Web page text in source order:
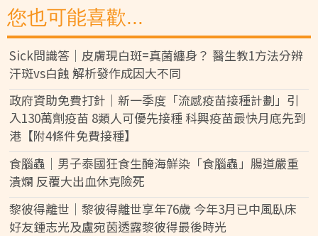
您也可能喜歡...
Sick問識答｜皮膚現白斑=真菌纏身？ 醫生教1方法分辨
汗斑vs白蝕 解析發作成因大不同
政府資助免費打針｜新一季度「流感疫苗接種計劃」引
入130萬劑疫苗 8類人可優先接種 科興疫苗最快月底先到
港【附4條件免費接種】
食腦蟲｜男子泰國狂食生醃海鮮染「食腦蟲」腸道嚴重
潰爛 反覆大出血休克險死
黎彼得離世｜黎彼得離世享年76歲 今年3月已中風臥床
好友鍾志光及盧宛茵透露黎彼得最後時光